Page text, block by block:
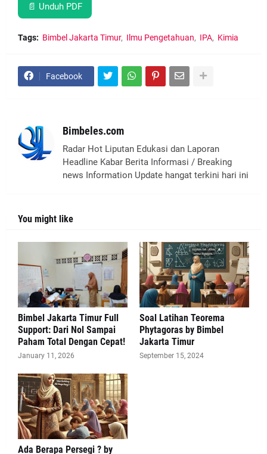
📄 Unduh PDF
Tags: Bimbel Jakarta Timur Ilmu Pengetahuan IPA Kimia
Facebook
Bimbeles.com
Radar Hot Liputan Edukasi dan Laporan
Headline Kabar Berita Informasi / Breaking
news Information Update hangat terkini hari ini
You might like
Bimbel Jakarta Timur Full
Support: Dari Nol Sampai
Paham Total Dengan Cepat!
January 11, 2026
Soal Latihan Teorema
Phytagoras by Bimbel
Jakarta Timur
September 15, 2024
Ada Berapa Persegi ? by